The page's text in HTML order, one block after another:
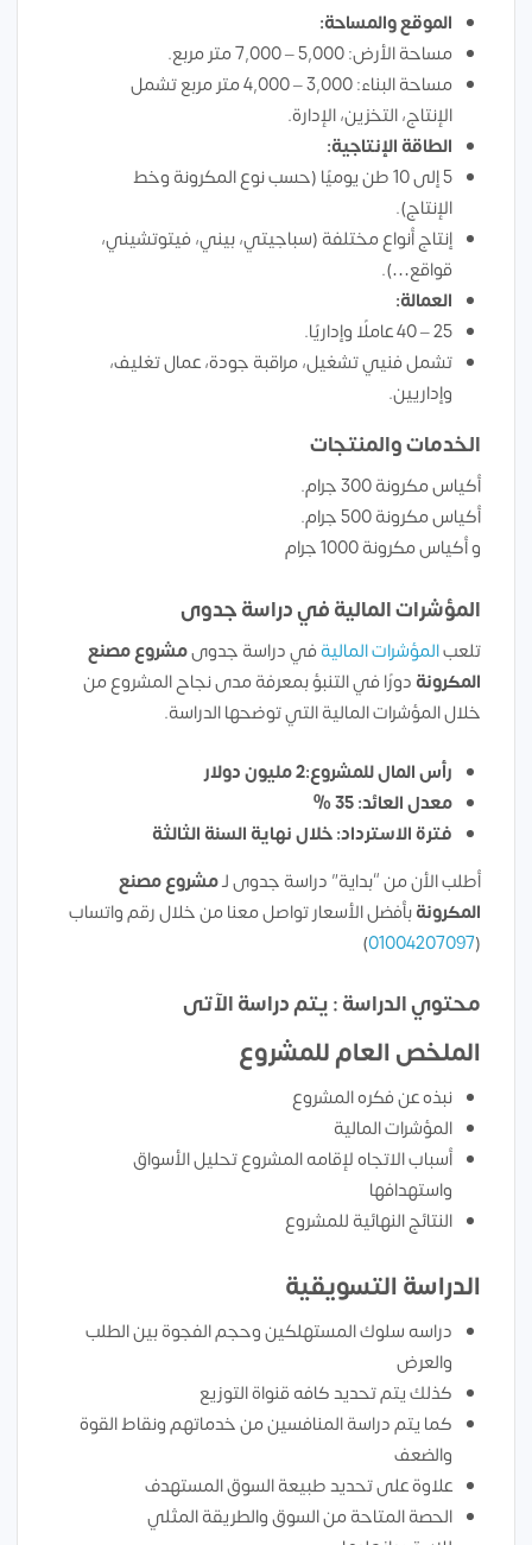
الموقع والمساحة:
مساحة الأرض: 5,000 – 7,000 متر مربع.
مساحة البناء: 3,000 – 4,000 متر مربع تشمل
الإنتاج، التخزين، الإدارة.
الطاقة الإنتاجية:
5 إلى 10 طن يوميًا (حسب نوع المكرونة وخط
الإنتاج).
إنتاج أنواع مختلفة (سباجيتي، بيني، فيتوتشيني،
قواقع…).
العمالة:
25 – 40 عاملًا وإداريًا.
تشمل فنيي تشغيل، مراقبة جودة، عمال تغليف،
وإداريين.
الخدمات والمنتجات
أكياس مكرونة 300 جرام.
أكياس مكرونة 500 جرام.
و أكياس مكرونة 1000 جرام
المؤشرات المالية في دراسة جدوى
تلعبالمؤشرات الماليةفي دراسة جدوىمشروع مصنع
المكرونة دورًا في التنبؤ بمعرفة مدى نجاح المشروع من
خلال المؤشرات المالية التي توضحها الدراسة.
رأس المال للمشروع:2 مليون دولار
معدل العائد: 35 %
فترة الاسترداد: خلال نهاية السنة الثالثة
أطلب الأن من “بداية” دراسة جدوى لـمشروع مصنع
المكرونةبأفضل الأسعار تواصل معنا من خلال رقم واتساب
(
01004207097
)
محتوي الدراسة : يتم دراسة الآتى
الملخص العام للمشروع
نبذه عن فكره المشروع
المؤشرات المالية
أسباب الاتجاه لإقامه المشروع تحليل الأسواق
واستهدافها
النتائج النهائية للمشروع
الدراسة التسويقية
دراسه سلوك المستهلكين وحجم الفجوة بين الطلب
والعرض
كذلك يتم تحديد كافه قنواة التوزيع
كما يتم دراسة المنافسين من خدماتهم ونقاط القوة
والضعف
علاوة على تحديد طبيعة السوق المستهدف
الحصة المتاحة من السوق والطريقة المثلي